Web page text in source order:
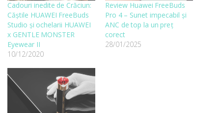
Cadouri inedite de Crăciun:
Căștile HUAWEI FreeBuds
Studio și ochelarii HUAWEI
x GENTLE MONSTER
Eyewear II
10/12/2020
Review Huawei FreeBuds
Pro 4 – Sunet impecabil și
ANC de top la un preț
corect
28/01/2025